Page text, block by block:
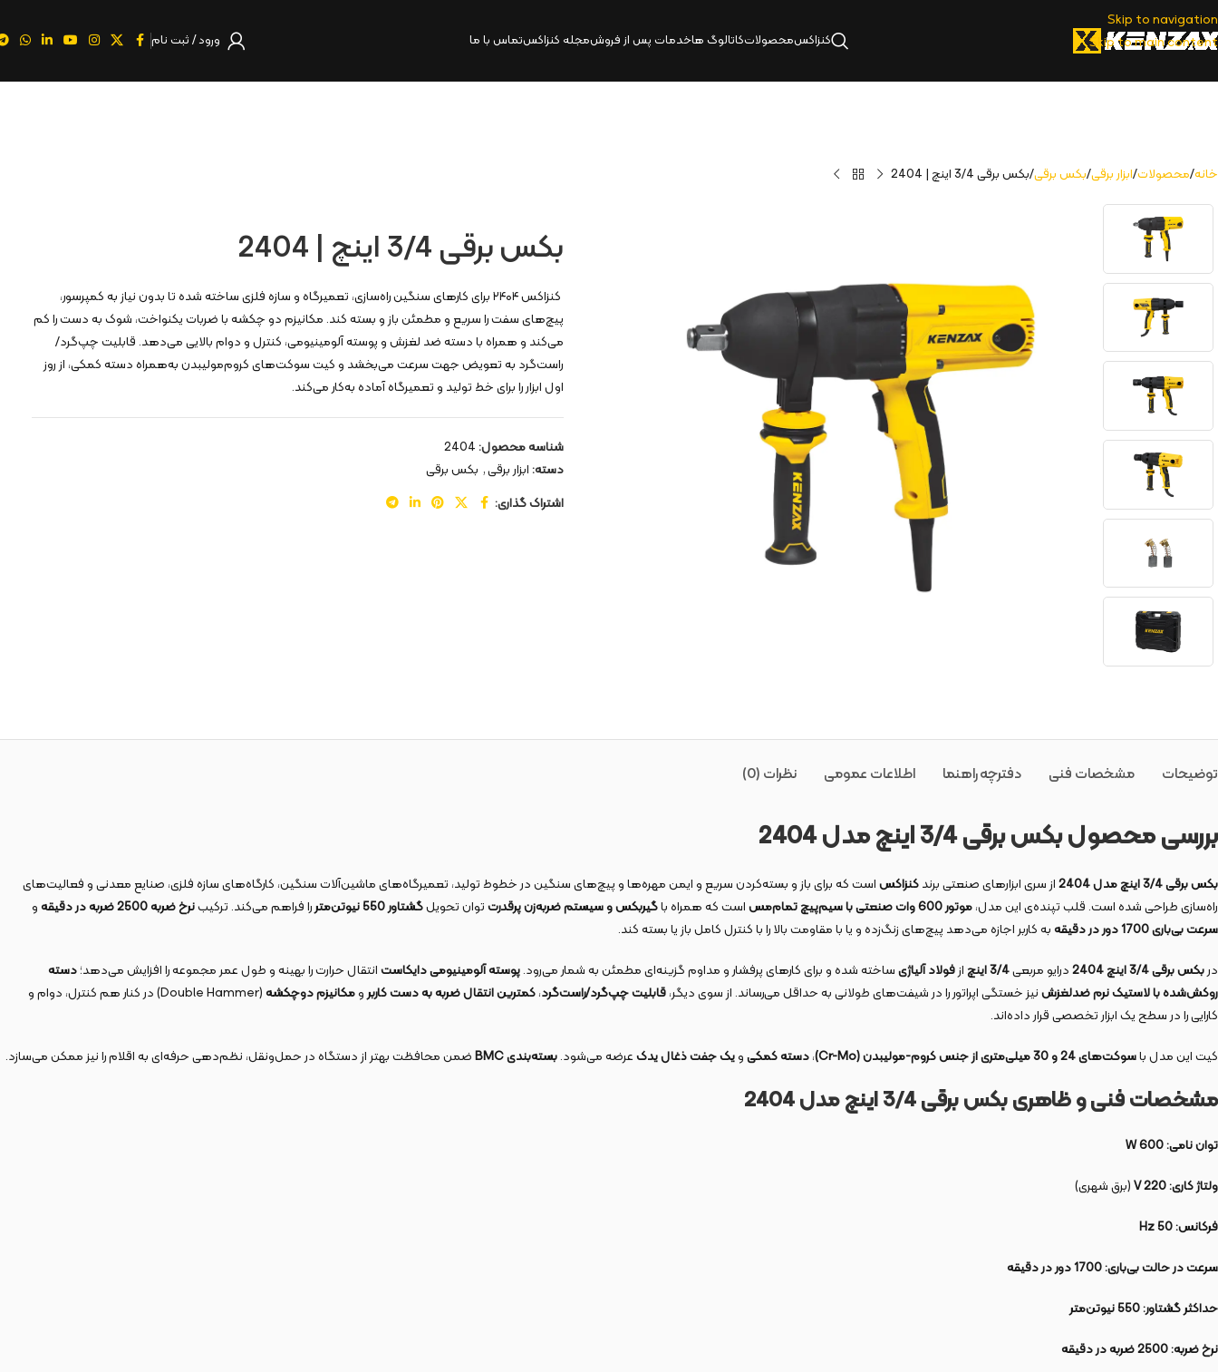
Skip to navigation
Skip to main content
کنزاکسمحصولاتکاتالوگ‌ هاخدمات پس از فروشمجله کنزاکستماس با ما ورود / ثبت نام
خانه محصولات ابزار برقی بکس برقی بکس برقی 3/4 اینچ | 2404
بکس برقی 3/4 اینچ | 2404
کنزاکس ۲۴۰۴ برای کارهای سنگین راه‌سازی، تعمیرگاه و سازه فلزی ساخته شده تا بدون نیاز به کمپرسور،
پیچ‌های سفت را سریع و مطمئن باز و بسته کند. مکانیزم دو چکشه با ضربات یکنواخت، شوک به دست را کم
می‌کند و همراه با دسته ضد لغزش و پوسته آلومینیومی، کنترل و دوام بالایی می‌دهد. قابلیت چپ‌گرد/
راست‌گرد به تعویض جهت سرعت می‌بخشد و کیت سوکت‌های کروم‌مولیبدن به‌همراه دسته کمکی، از روز
اول ابزار را برای خط تولید و تعمیرگاه آماده به‌کار می‌کند.
شناسه محصول:2404
دسته:ابزار برقی, بکس برقی
اشتراک گذاری:
توضیحات نظرات (0) مشخصات فنی اطلاعات عمومی دفترچه راهنما
بررسی محصول بکس برقی 3/4 اینچ مدل 2404
بکس برقی 3/4 اینچ مدل 2404 از سری ابزارهای صنعتی برندکنزاکساست که برای باز و بسته‌کردن سریع و ایمن مهره‌ها و پیچ‌های سنگین در خطوط تولید، تعمیرگاه‌های ماشین‌آلات سنگین، کارگاه‌های سازه فلزی، صنایع معدنی و فعالیت‌های
راه‌سازی طراحی شده است. قلب تپنده‌ی این مدل،موتور 600 وات صنعتی با سیم‌پیچ تمام‌مس است که همراه باگیربکس و سیستم ضربه‌زن پرقدرتتوان تحویلگشتاور 550 نیوتن‌متر را فراهم می‌کند. ترکیبنرخ ضربه 2500 ضربه در دقیقه
و
سرعت بی‌باری 1700 دور در دقیقه
به کاربر اجازه می‌دهد پیچ‌های زنگ‌زده و یا با مقاومت بالا را با کنترل کامل باز یا بسته کند.
دربکس برقی 3/4 اینچ 2404 درایو مربعی3/4 اینچ ازفولاد آلیاژیساخته شده و برای کارهای پرفشار و مداوم گزینه‌ای مطمئن به شمار می‌رود.پوسته آلومینیومی دایکاستانتقال حرارت را بهینه و طول عمر مجموعه را افزایش می‌دهد؛دسته
روکش‌شده با لاستیک نرم ضدلغزشنیز خستگی اپراتور را در شیفت‌های طولانی به حداقل می‌رساند. از سوی دیگر،قابلیت چپ‌گرد/راست‌گرد،کمترین انتقال ضربه به دست کاربرومکانیزم دوچکشه
(Double Hammer) در کنار هم کنترل، دوام و
کارایی را در سطح یک ابزار تخصصی قرار داده‌اند.
کیت این مدل باسوکت‌های 24 و 30 میلی‌متری از جنس کروم-مولیبدن (Cr-Mo) ،دسته کمکیویک جفت ذغال یدکعرضه می‌شود.بسته‌بندی BMC ضمن محافظت بهتر از دستگاه در حمل‌ونقل، نظم‌دهی حرفه‌ای به اقلام را نیز ممکن می‌سازد.
مشخصات فنی و ظاهری بکس برقی 3/4 اینچ مدل 2404
توان نامی:600 W
ولتاژ کاری:220 V (برق شهری)
فرکانس:50 Hz
سرعت در حالت بی‌باری:1700 دور در دقیقه
حداکثر گشتاور:550 نیوتن‌متر
نرخ ضربه:2500 ضربه در دقیقه